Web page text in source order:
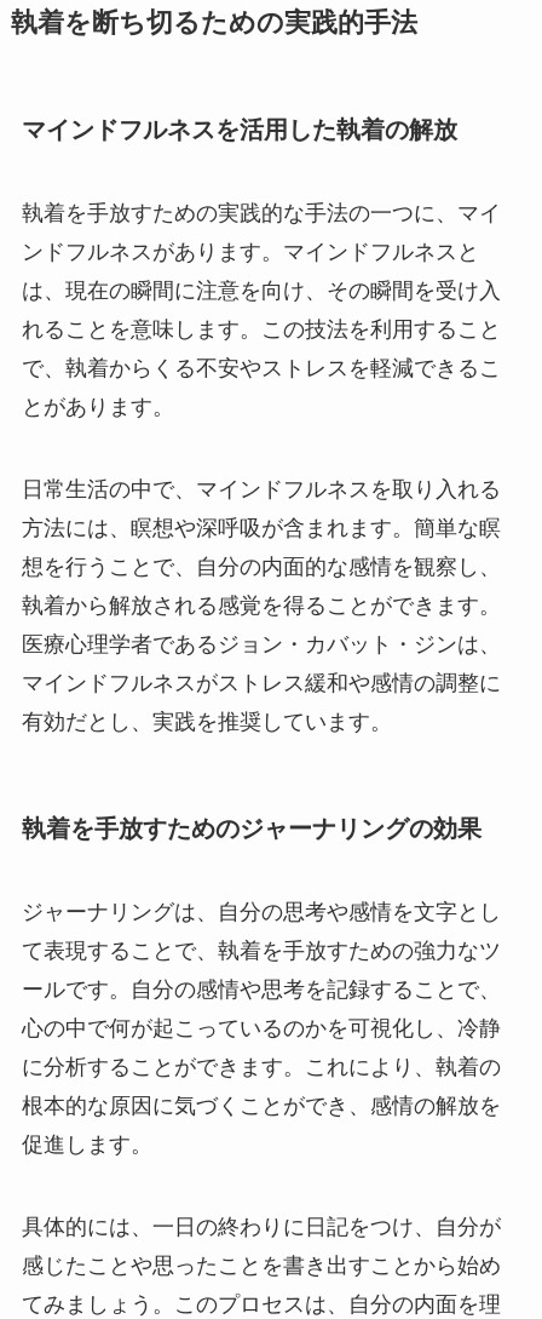
執着を断ち切るための実践的手法
マインドフルネスを活用した執着の解放
執着を手放すための実践的な手法の一つに、マイ
ンドフルネスがあります。マインドフルネスと
は、現在の瞬間に注意を向け、その瞬間を受け入
れることを意味します。この技法を利用すること
で、執着からくる不安やストレスを軽減できるこ
とがあります。
日常生活の中で、マインドフルネスを取り入れる
方法には、瞑想や深呼吸が含まれます。簡単な瞑
想を行うことで、自分の内面的な感情を観察し、
執着から解放される感覚を得ることができます。
医療心理学者であるジョン・カバット・ジンは、
マインドフルネスがストレス緩和や感情の調整に
有効だとし、実践を推奨しています。
執着を手放すためのジャーナリングの効果
ジャーナリングは、自分の思考や感情を文字とし
て表現することで、執着を手放すための強力なツ
ールです。自分の感情や思考を記録することで、
心の中で何が起こっているのかを可視化し、冷静
に分析することができます。これにより、執着の
根本的な原因に気づくことができ、感情の解放を
促進します。
具体的には、一日の終わりに日記をつけ、自分が
感じたことや思ったことを書き出すことから始め
てみましょう。このプロセスは、自分の内面を理